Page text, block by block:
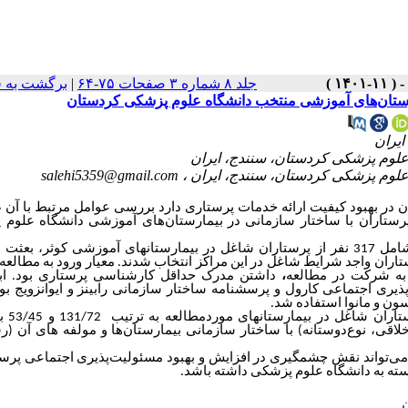
جلد ۸ شماره ۳ صفحات ۷۵-۶۴ | برگشت به
آموزشی منتخب دانشگاه علوم پزشکی کردستان
salehi5359@gmail.com
بهبود کیفیت ارائه خدمات پرستاری دارد بررسی عوامل مرتبط با
با ساختار سازمانی در بیمارستان‌های آموزشی دانشگاه
حجم نمونه شامل 317 نفر از پرستاران شاغل در بیمارستان­های آموزشی‌ کوثر،
از بین پرستاران واجد شرایط شاغل در این مراکز انتخاب شدند. معیار ورود به
به شرکت در مطالعه، داشتن مدرک حداقل کارشناسی پرستاری بود.
اجتماعی کارول و پرسشنامه ساختار سازمانی رابینز و ایوانزویج
و مانوا استفاده شد.
نوع‌دوستانه) با ساختار ‌سازمانی بیمارستان‌ها و مولفه های آن
نقش چشمگیری در افزایش و بهبود مسئولیت‌پذیری اجتماعی
به دانشگاه علوم پزشکی داشته باشد.